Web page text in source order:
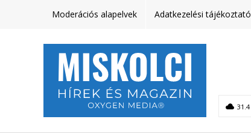
Moderációs alapelvek Adatkezelési tájékoztató
31.4